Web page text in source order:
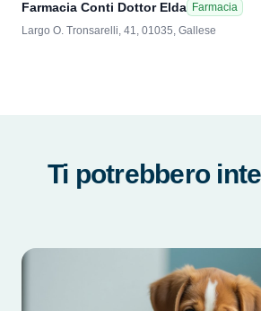
Farmacia Conti Dottor Elda Farmacia
Largo O. Tronsarelli, 41, 01035, Gallese
Ti potrebbero